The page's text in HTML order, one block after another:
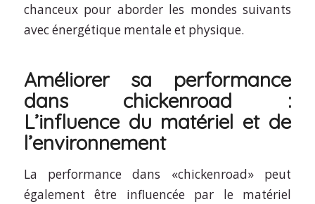
chanceux pour aborder les mondes suivants
avec énergétique mentale et physique.
Améliorer sa performance
dans chickenroad :
L’influence du matériel et de
l’environnement
La performance dans «chickenroad» peut
également être influencée par le matériel